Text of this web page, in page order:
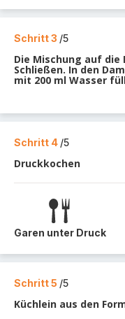
Schritt 3 /5
Die Mischung auf
Schließen. In den
mit 200 ml Wasser
Schritt 4 /5
Druckkochen
Garen unter Druck
Schritt 5 /5
Küchlein aus den